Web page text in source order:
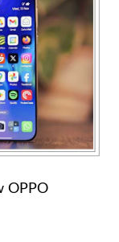
OPPO